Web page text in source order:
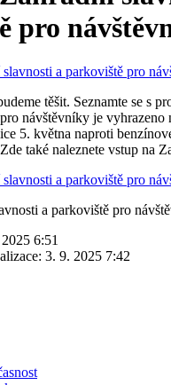
pro
těšit. Seznamte se s
návštěvníky je vyhrazeno
5. května naproti
také naleznete vstup na
a parkoviště pro
6:51
3. 9. 2025 7:42